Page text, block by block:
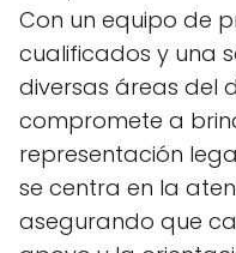
Con un equipo de
cualificados y una
diversas áreas del
compromete a
representación
se centra en la
asegurando que